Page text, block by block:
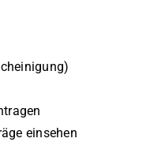
einsehen